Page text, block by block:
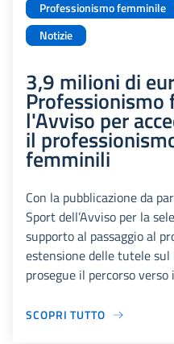
Professionismo femminile
Notizie
3,9 milioni di
l'Avviso per
il
femminili
Con la pubblicazione da
Sport dell’Avviso per la
supporto al passaggio al
estensione delle tutele
prosegue il percorso
SCOPRI TUTTO